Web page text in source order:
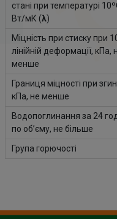
стані при температурі
Вт/мК (λ)
Міцність при стиску при
лінійній деформації, кПа,
менше
Границя міцності при
кПа, не менше
Водопоглинання за 24
по об’єму, не більше
Група горючості